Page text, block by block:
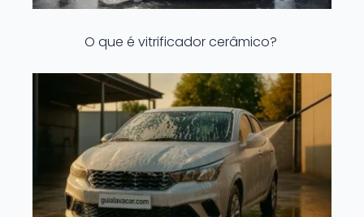
O que é vitrificador cerâmico?